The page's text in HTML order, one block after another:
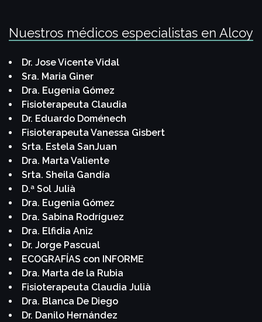
Nuestros médicos especialistas en Alcoy
Dr. Jose Vicente Vidal
Sra. Maria Giner
Dra. Eugenia Gómez
Fisioterapeuta Claudia
Dr. Eduardo Doménech
Fisioterapeuta Vanessa Gisbert
Srta. Estela SanJuan
Dra. Marta Valiente
Srta. Sheila Gandía
D.ª Sol Julià
Dra. Eugenia Gómez
Dra. Sabina Rodríguez
Dra. Elfidia Aniz
Dr. Jorge Pascual
ECOGRAFÍAS con INFORME
Dra. Marta de la Rubia
Fisioterapeuta Claudia Julià
Dra. Blanca De Diego
Dr. Danilo Hernández